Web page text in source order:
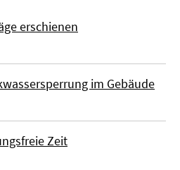
erschienen
im Gebäude
Zeit